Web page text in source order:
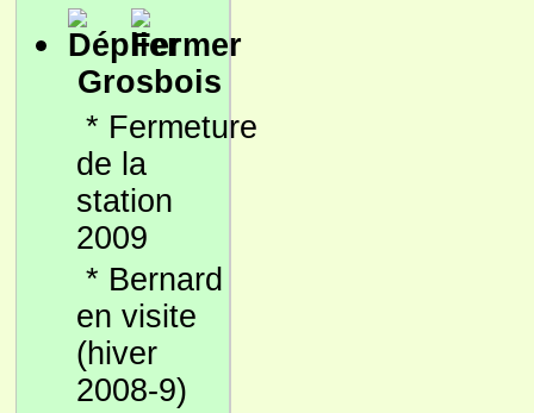
Grosbois
* Fermeture
de la
station
2009
* Bernard
en visite
(hiver
2008-9)